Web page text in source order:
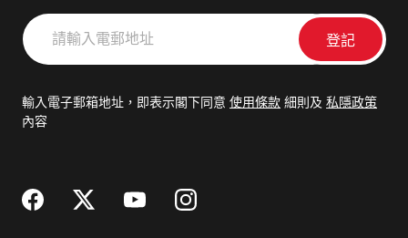
請
輸
郵
輸入電子郵箱地址，即表示閣下同意 使用條款 細則及 私隱政策
內容